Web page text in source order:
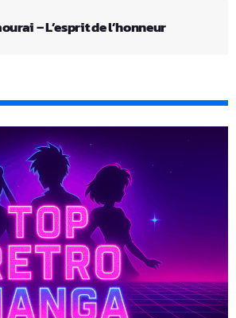
– L’esprit de l’honneur